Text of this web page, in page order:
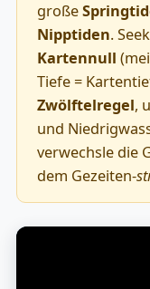
große
Nipptiden.
Kartennull
Tiefe =
Zwölftelregel,
und
verwechsle die
dem Gezeiten-